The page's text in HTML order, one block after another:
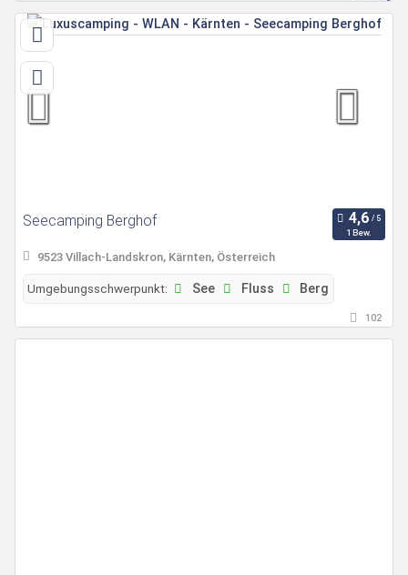
Seecamping Berghof
1 Bew.
9523 Villach-Landskron, Kärnten, Österreich
Umgebungsschwerpunkt: See Fluss Berg
102